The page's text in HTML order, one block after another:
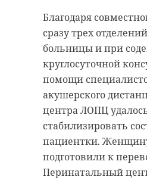
Благодаря
сразу трех
больницы и при
круглосуточной
помощи
акушерского
центра ЛОПЦ
стабилизировать
пациентки.
подготовили к
Перинатальный